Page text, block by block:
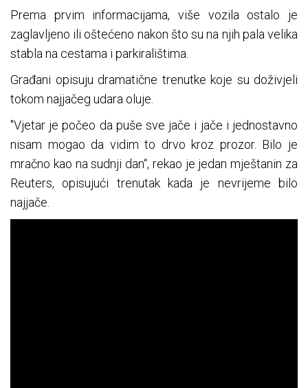
Prema prvim informacijama, više vozila ostalo je
zaglavljeno ili oštećeno nakon što su na njih pala velika
stabla na cestama i parkiralištima.
Građani opisuju dramatične trenutke koje su doživjeli
tokom najjačeg udara oluje.
"Vjetar je počeo da puše sve jače i jače i jednostavno
nisam mogao da vidim to drvo kroz prozor. Bilo je
mračno kao na sudnji dan“, rekao je jedan mještanin za
Reuters, opisujući trenutak kada je nevrijeme bilo
najjače.